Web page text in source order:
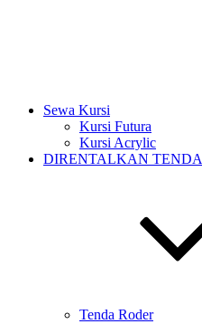
Sewa Kursi
Kursi Futura
Kursi Acrylic
DIRENTALKAN TENDA
Tenda Roder